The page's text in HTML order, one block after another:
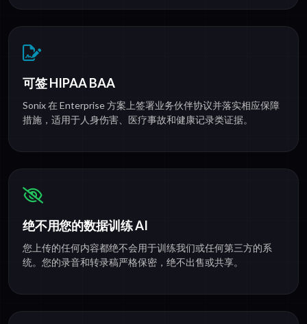
可签 HIPAA BAA
Sonix 在 Enterprise 方案上签署业务伙伴协议并落实相应保障
措施，适用于人身伤害、医疗事故和健康记录类证据。
绝不用您的数据训练 AI
您上传的任何内容都绝不会用于训练我们或任何第三方的系
统。您的录音和转录稿严格保密，绝不出售或共享。